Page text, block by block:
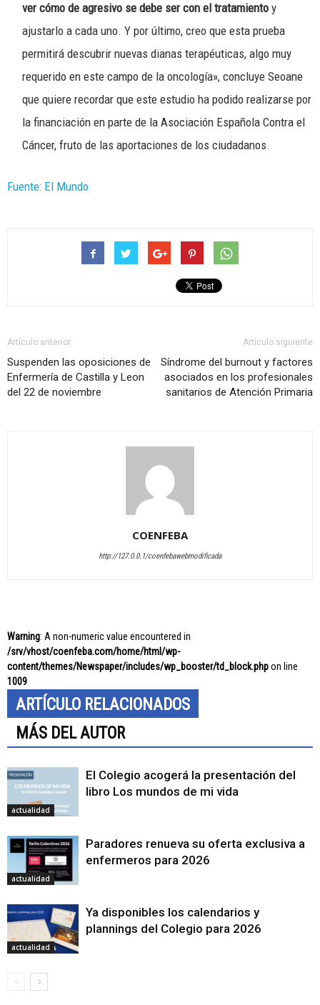
ver cómo de agresivo se debe ser con el tratamiento y
ajustarlo a cada uno. Y por último, creo que esta prueba
permitirá descubrir nuevas dianas terapéuticas, algo muy
requerido en este campo de la oncología», concluye Seoane
que quiere recordar que este estudio ha podido realizarse por
la financiación en parte de la Asociación Española Contra el
Cáncer, fruto de las aportaciones de los ciudadanos.
Fuente: El Mundo
Artículo anterior
Suspenden las oposiciones de
Enfermería de Castilla y Leon
del 22 de noviembre
Artículo siguiente
Síndrome del burnout y factores
asociados en los profesionales
sanitarios de Atención Primaria
COENFEBA
http://127.0.0.1/coenfebawebmodificada
Warning: A non-numeric value encountered in
/srv/vhost/coenfeba.com/home/html/wp-
content/themes/Newspaper/includes/wp_booster/td_block.phpon line
1009
ARTÍCULO RELACIONADOS
MÁS DEL AUTOR
actualidad
El Colegio acogerá la presentación del
libro Los mundos de mi vida
actualidad
Paradores renueva su oferta exclusiva a
enfermeros para 2026
actualidad
Ya disponibles los calendarios y
plannings del Colegio para 2026